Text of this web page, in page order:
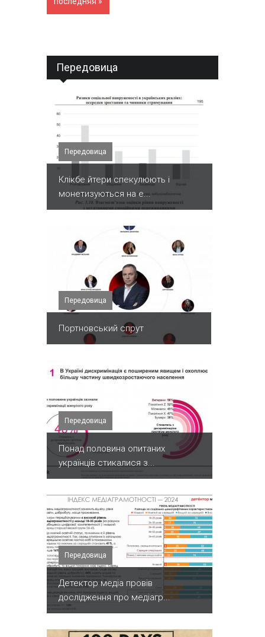
Передовица
Передовица
Клікбе йтери спекулюють і
монетизуються на е...
Передовица
Портновський спрут
Передовица
Понад половина опитаних
українців стикалися з...
Передовица
Детектор медіа провів
дослідження про медіагр...